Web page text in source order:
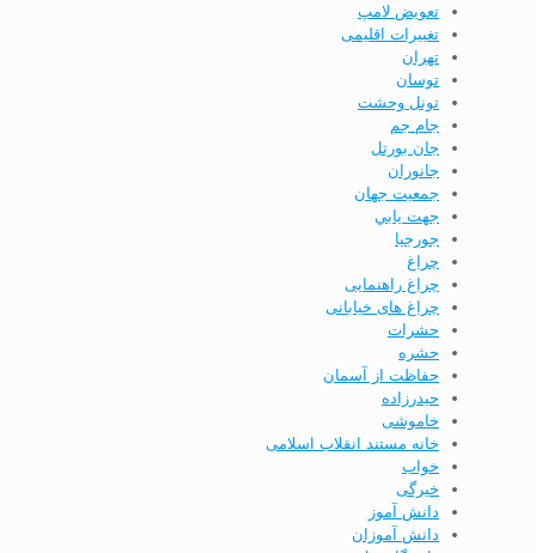
تعویض لامپ
تغییرات اقلیمی
تهران
توسان
تونل وحشت
جام جم
جان بورتل
جانوران
جمعيت جهان
جهت يابي
جورجيا
چراغ
چراغ راهنمایی
چراغ های خیابانی
حشرات
حشره
حفاظت از آسمان
حيدرزاده
خاموشی
خانه مستند انقلاب اسلامی
خواب
خیرگی
دانش آموز
دانش آموزان